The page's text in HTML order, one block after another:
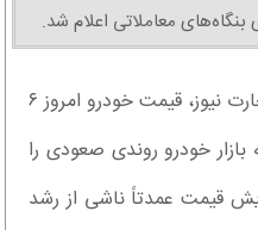
به گزارش تجارت نیوز، قیمت خودرو امروز ۶
که بازار خودرو روندی صعودی را
قیمت عمدتاً ناشی از رشد